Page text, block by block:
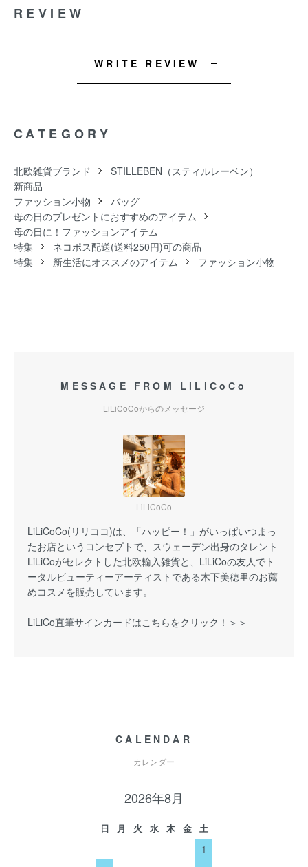
REVIEW
WRITE REVIEW
CATEGORY
北欧雑貨ブランド
STILLEBEN（スティルレーベン）
新商品
ファッション小物
バッグ
母の日のプレゼントにおすすめのアイテム
母の日に！ファッションアイテム
特集
ネコポス配送(送料250円)可の商品
特集
新生活にオススメのアイテム ファッション小物
MESSAGE FROM LiLiCoCo
LiLiCoCoからのメッセージ
LiLiCoCo
LiLiCoCo(リリココ)は、「ハッピー！」がいっぱいつまっ
たお店というコンセプトで、スウェーデン出身のタレント
LiLiCoがセレクトした北欧輸入雑貨と、LiLiCoの友人でト
ータルビューティーアーティストである木下美穂里のお薦
めコスメを販売しています。
LiLiCo直筆サインカードはこちらをクリック！＞＞
CALENDAR
カレンダー
2026年8月
日 月 火 水 木 金
土
1